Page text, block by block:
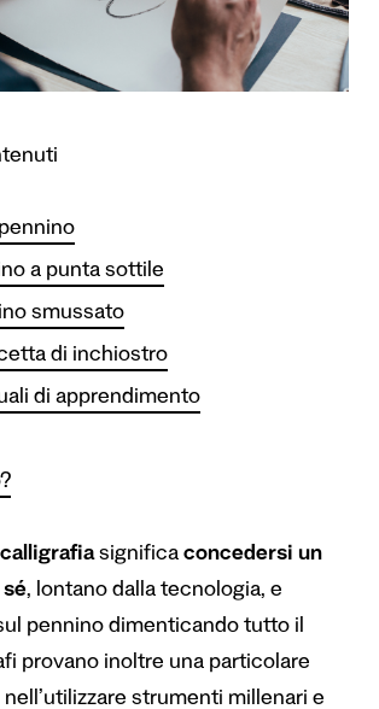
a punta sottile
smussato
di inchiostro
di apprendimento
calligrafiasignifica concedersi un
, lontano dalla tecnologia, e
pennino dimenticando tutto il
provano inoltre una particolare
strumenti millenari e